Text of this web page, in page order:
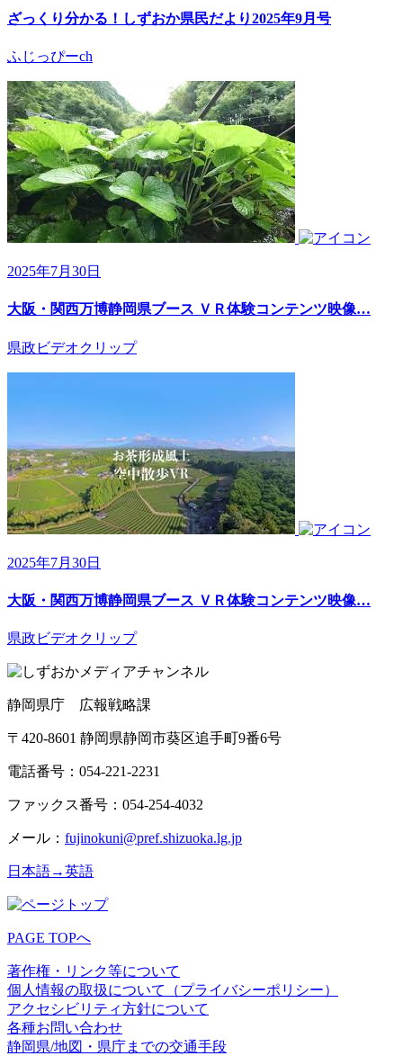
ざっくり分かる！しずおか県民だより2025年9月号
ふじっぴーch
2025年7月30日
大阪・関西万博静岡県ブース ＶＲ体験コンテンツ映像…
県政ビデオクリップ
2025年7月30日
大阪・関西万博静岡県ブース ＶＲ体験コンテンツ映像…
県政ビデオクリップ
静岡県庁 広報戦略課
〒420-8601 静岡県静岡市葵区追手町9番6号
電話番号：054-221-2231
ファックス番号：054-254-4032
メール： fujinokuni@pref.shizuoka.lg.jp
日本語→英語
PAGE TOPへ
著作権・リンク等について
個人情報の取扱について（プライバシーポリシー）
アクセシビリティ方針について
各種お問い合わせ
静岡県/地図・県庁までの交通手段